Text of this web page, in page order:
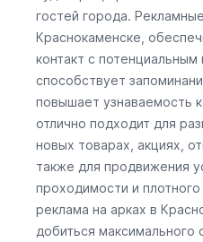
гостей города.
Краснокаменске,
контакт с потенциальным
способствует
повышает узнаваемость
отлично подходит для
новых товарах, акциях,
также для продвижения
проходимости и
реклама на арках в
добиться максимального